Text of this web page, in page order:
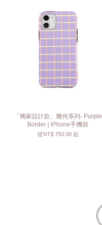
「獨家設計款」幾何系列- Purple
Border | iPhone手機殼
從NT$ 750.00 起